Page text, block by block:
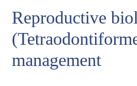
Reproductive
management